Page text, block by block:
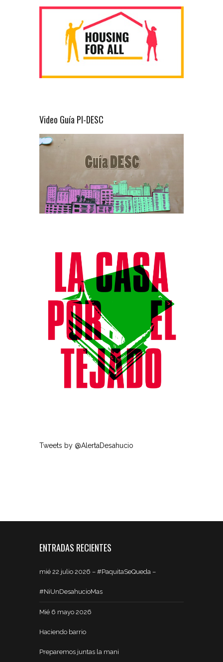
Video Guía PI-DESC
Tweets by @AlertaDesahucio
ENTRADAS RECIENTES
mié 22 julio 2026 – #PaquitaSeQueda –
#NiUnDesahucioMas
Mié 6 mayo 2026
Haciendo barrio
Preparemos juntas la mani